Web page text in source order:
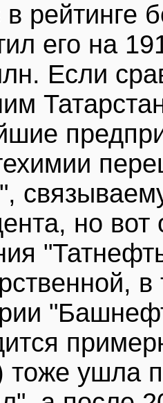
рейтинге
его на
Если
но
тоже ушла